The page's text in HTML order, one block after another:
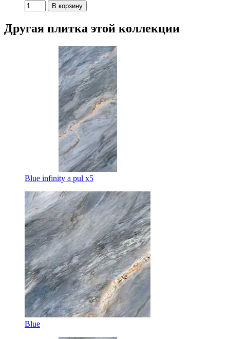
Другая плитка этой коллекции
Blue infinity a pul x5
Blue